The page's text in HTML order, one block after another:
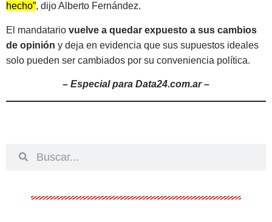
hecho”, dijo Alberto Fernández.
El mandatario vuelve a quedar expuesto a sus cambios
de opinión y deja en evidencia que sus supuestos ideales
solo pueden ser cambiados por su conveniencia política.
– Especial para Data24.com.ar –